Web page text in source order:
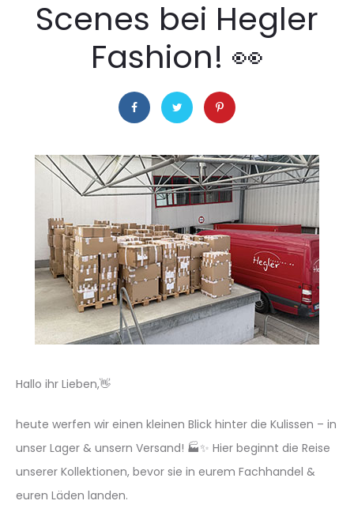
Scenes bei Hegler
Fashion! 👀
Hallo ihr Lieben,👋
heute werfen wir einen kleinen Blick hinter die Kulissen – in
unser Lager & unsern Versand! 🏭✨ Hier beginnt die Reise
unserer Kollektionen, bevor sie in eurem Fachhandel &
euren Läden landen.